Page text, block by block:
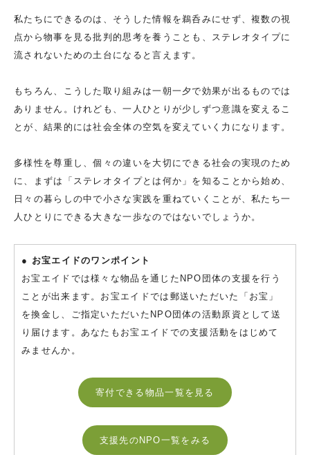
私たちにできるのは、そうした情報を鵜呑みにせず、複数の視
点から物事を見る批判的思考を養うことも、ステレオタイプに
流されないための土台になると言えます。
もちろん、こうした取り組みは一朝一夕で効果が出るものでは
ありません。けれども、一人ひとりが少しずつ意識を変えるこ
とが、結果的には社会全体の空気を変えていく力になります。
多様性を尊重し、個々の違いを大切にできる社会の実現のため
に、まずは「ステレオタイプとは何か」を知ることから始め、
日々の暮らしの中で小さな実践を重ねていくことが、私たち一
人ひとりにできる大きな一歩なのではないでしょうか。
● お宝エイドのワンポイント
お宝エイドでは様々な物品を通じたNPO団体の支援を行う
ことが出来ます。お宝エイドでは郵送いただいた「お宝」
を換金し、ご指定いただいたNPO団体の活動原資として送
り届けます。あなたもお宝エイドでの支援活動をはじめて
みませんか。
寄付できる物品一覧を見る
支援先のNPO一覧をみる